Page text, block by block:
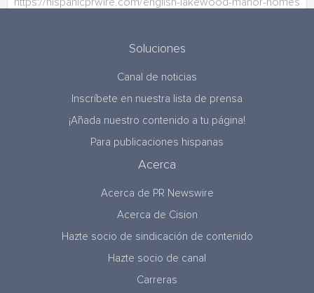
Soluciones
Canal de noticias
Inscríbete en nuestra lista de prensa
¡Añada nuestro contenido a tu página!
Para publicaciones hispanas
Acerca
Acerca de PR Newswire
Acerca de Cision
Hazte socio de sindicación de contenido
Hazte socio de canal
Carreras